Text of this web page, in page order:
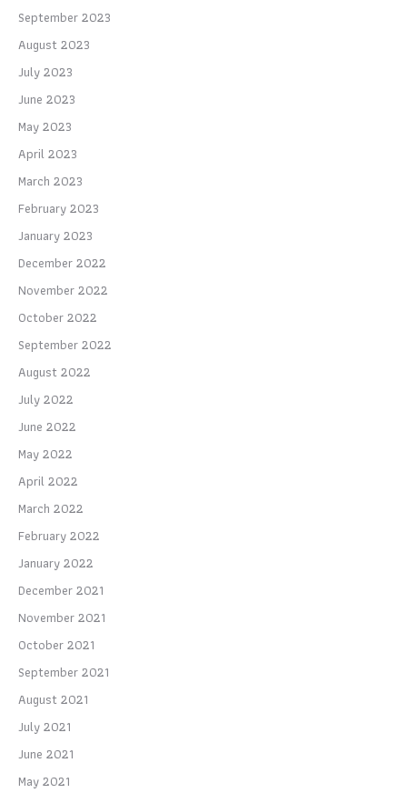
September 2023
August 2023
July 2023
June 2023
May 2023
April 2023
March 2023
February 2023
January 2023
December 2022
November 2022
October 2022
September 2022
August 2022
July 2022
June 2022
May 2022
April 2022
March 2022
February 2022
January 2022
December 2021
November 2021
October 2021
September 2021
August 2021
July 2021
June 2021
May 2021